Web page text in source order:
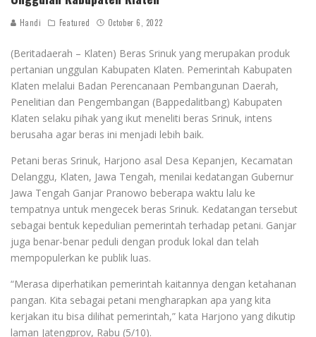
Handi Featured October 6, 2022
(Beritadaerah – Klaten) Beras Srinuk yang merupakan produk
pertanian unggulan Kabupaten Klaten. Pemerintah Kabupaten
Klaten melalui Badan Perencanaan Pembangunan Daerah,
Penelitian dan Pengembangan (Bappedalitbang) Kabupaten
Klaten selaku pihak yang ikut meneliti beras Srinuk, intens
berusaha agar beras ini menjadi lebih baik.
Petani beras Srinuk, Harjono asal Desa Kepanjen, Kecamatan
Delanggu, Klaten, Jawa Tengah, menilai kedatangan Gubernur
Jawa Tengah Ganjar Pranowo beberapa waktu lalu ke
tempatnya untuk mengecek beras Srinuk. Kedatangan tersebut
sebagai bentuk kepedulian pemerintah terhadap petani. Ganjar
juga benar-benar peduli dengan produk lokal dan telah
mempopulerkan ke publik luas.
“Merasa diperhatikan pemerintah kaitannya dengan ketahanan
pangan. Kita sebagai petani mengharapkan apa yang kita
kerjakan itu bisa dilihat pemerintah,” kata Harjono yang dikutip
laman Jatengprov, Rabu (5/10).